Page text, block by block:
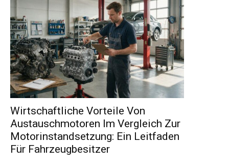
Wirtschaftliche Vorteile Von
Austauschmotoren Im Vergleich Zur
Motorinstandsetzung: Ein Leitfaden
Für Fahrzeugbesitzer